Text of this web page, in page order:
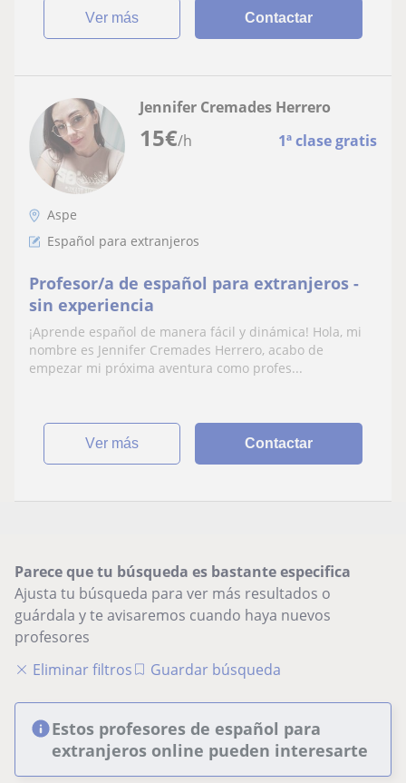
ver más Contactar
15€/h 1ª clase gratis
Jennifer Cremades Herrero
Aspe
Español para extranjeros
Profesor/a de español para extranjeros -
sin experiencia
¡Aprende español de manera fácil y dinámica! Hola, mi
nombre es Jennifer Cremades Herrero, acabo de
empezar mi próxima aventura como profes...
ver más Contactar
Parece que tu búsqueda es bastante especifica
Ajusta tu búsqueda para ver más resultados o
guárdala y te avisaremos cuando haya nuevos
profesores
Eliminar filtros
Guardar búsqueda
Estos profesores de español para
extranjeros online pueden interesarte